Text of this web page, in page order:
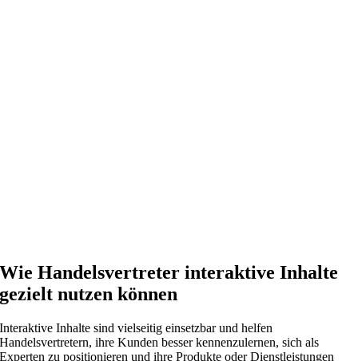
Wie Handelsvertreter interaktive Inhalte
gezielt nutzen können
Interaktive Inhalte sind vielseitig einsetzbar und helfen
Handelsvertretern, ihre Kunden besser kennenzulernen, sich als
Experten zu positionieren und ihre Produkte oder Dienstleistungen